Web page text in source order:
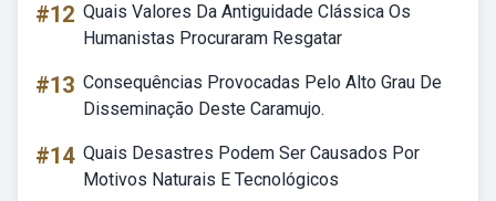
#12 Quais Valores Da Antiguidade Clássica Os
Humanistas Procuraram Resgatar
#13 Consequências Provocadas Pelo Alto Grau De
Disseminação Deste Caramujo.
#14 Quais Desastres Podem Ser Causados Por
Motivos Naturais E Tecnológicos